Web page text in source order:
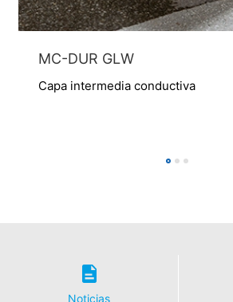
MC-DUR GLW
Capa intermedia conductiva
Noticias